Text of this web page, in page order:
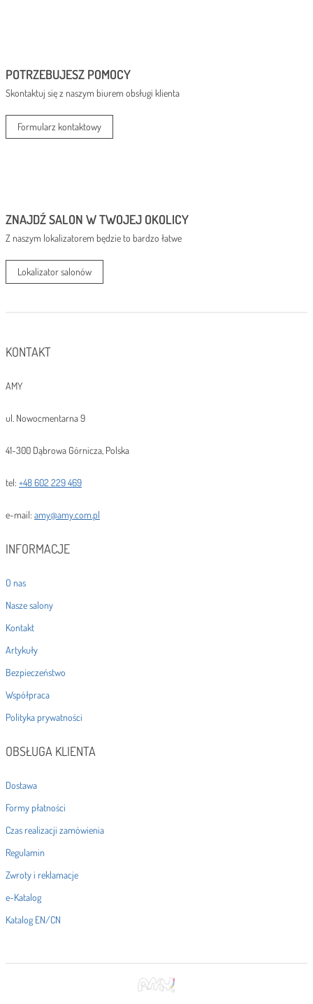
POTRZEBUJESZ POMOCY
Skontaktuj się z naszym biurem obsługi klienta
Formularz kontaktowy
ZNAJDŹ SALON W TWOJEJ OKOLICY
Z naszym lokalizatorem będzie to bardzo łatwe
Lokalizator salonów
KONTAKT
AMY
ul. Nowocmentarna 9
41-300 Dąbrowa Górnicza, Polska
tel: +48 602 229 469
e-mail: amy@amy.com.pl
INFORMACJE
O nas
Nasze salony
Kontakt
Artykuły
Bezpieczeństwo
Współpraca
Polityka prywatności
OBSŁUGA KLIENTA
Dostawa
Formy płatności
Czas realizacji zamówienia
Regulamin
Zwroty i reklamacje
e-Katalog
Katalog EN/CN